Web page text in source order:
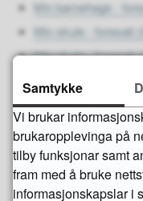
Min barnehage -
Min skule - foresatt
Min skule - foresatt
Ledsagerbevis på iOS
Ledsagerbevis på
Ekstranett
Samtykke
Vi brukar
brukaropplevinga på
tilby funksjonar samt
fram med å bruke
informasjonskapslar i